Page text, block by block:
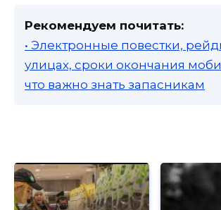
Рекомендуем почитать:
• Электронные повестки,
улицах, сроки окончания
что важно знать запасникам